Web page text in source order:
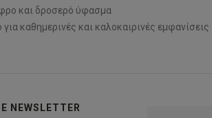
και δροσερό ύφασμα
για καθημερινές και καλοκαιρινές εμφανίσεις
NEWSLETTER